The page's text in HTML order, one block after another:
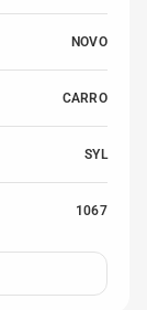
NOVO
CARRO
SYL
1067